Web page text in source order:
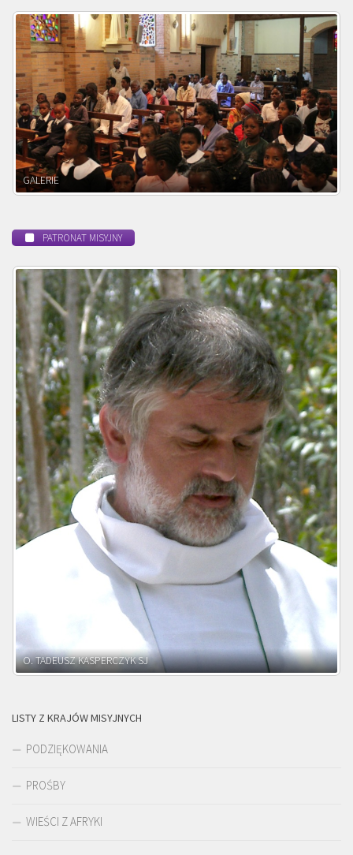
POWOŁANIE MISYJNE
PATRONAT MISYJNY
O. ADNRZEJ LEŚNIARA SJ
LISTY Z KRAJÓW MISYJNYCH
PODZIĘKOWANIA
PROŚBY
WIEŚCI Z AFRYKI